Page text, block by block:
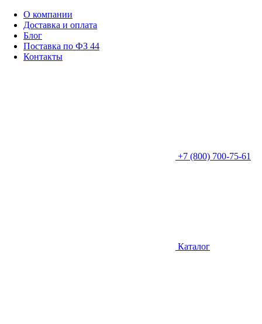
О компании
Доставка и оплата
Блог
Поставка по ФЗ 44
Контакты
+7 (800) 700-75-61
Каталог